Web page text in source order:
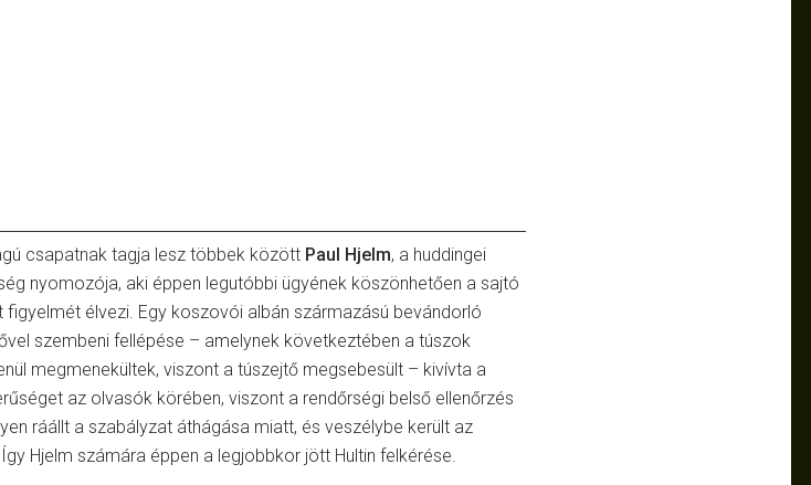
csapatnak tagja lesz többek között Paul Hjelm, a huddingei
nyomozója, aki éppen legutóbbi ügyének köszönhetően a sajtó
figyelmét élvezi. Egy koszovói albán származású bevándorló
szembeni fellépése – amelynek következtében a túszok
megmenekültek, viszont a túszejtő megsebesült – kivívta a
az olvasók körében, viszont a rendőrségi belső ellenőrzés
ráállt a szabályzat áthágása miatt, és veszélybe került az
Hjelm számára éppen a legjobbkor jött Hultin felkérése.